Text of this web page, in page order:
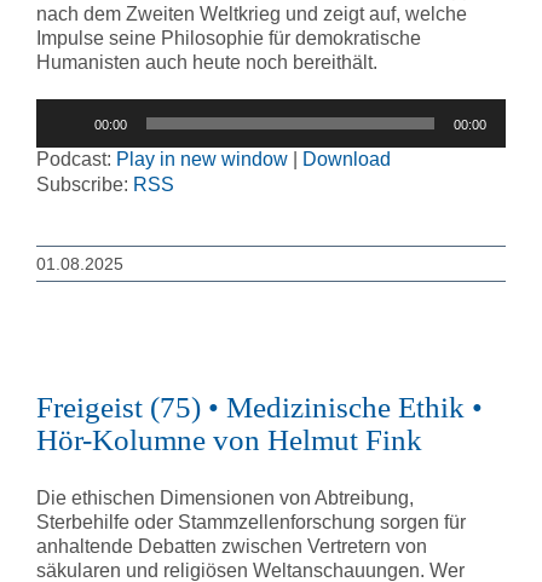
nach dem Zweiten Weltkrieg und zeigt auf, welche
Impulse seine Philosophie für demokratische
Humanisten auch heute noch bereithält.
00:00 00:00
Podcast: Play in new window
Download
Subscribe: RSS
01.08.2025
Freigeist (75) • Medizinische Ethik •
Hör-Kolumne von Helmut Fink
Die ethischen Dimensionen von Abtreibung,
Sterbehilfe oder Stammzellenforschung sorgen für
anhaltende Debatten zwischen Vertretern von
säkularen und religiösen Weltanschauungen. Wer